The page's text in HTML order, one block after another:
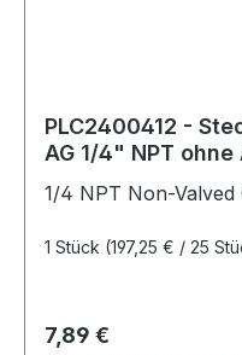
PLC2400412 -
AG 1/4" NPT
1/4 NPT Non-
1 Stück (197,25 € / 25
Regulärer Preis:
7,89 €